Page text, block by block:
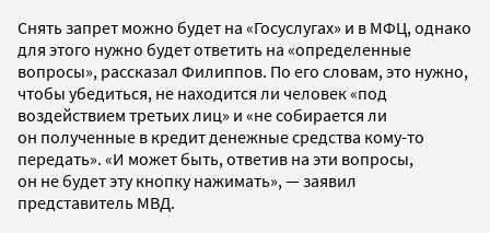
Снять запрет можно будет на «Госуслугах» и в МФЦ, однако
для этого нужно будет ответить на «определенные
вопросы», рассказал Филиппов. По его словам, это нужно,
чтобы убедиться, не находится ли человек «под
воздействием третьих лиц» и «не собирается ли
он полученные в кредит денежные средства кому-то
передать». «И может быть, ответив на эти вопросы,
он не будет эту кнопку нажимать», — заявил
представитель МВД.